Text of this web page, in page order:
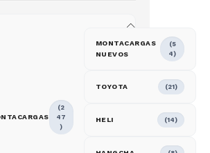
(2
47
)
MONTACARGAS
NUEVOS
(5
4)
TOYOTA (21)
HELI (14)